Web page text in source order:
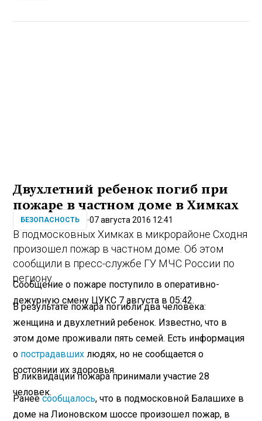
Двухлетний ребенок погиб при
пожаре в частном доме в Химках
БЕЗОПАСНОСТЬ 07 августа 2016 12:41
В подмосковных Химках в микрорайоне Сходня
произошел пожар в частном доме. Об этом
сообщили в пресс-службе ГУ МЧС России по
региону.
Сообщение о пожаре поступило в оперативно-
дежурную смену ЦУКС 7 августа в 05:42.
В результате пожара погибли два человека:
женщина и двухлетний ребенок. Известно, что в
этом доме проживали пять семей. Есть информация
о пострадавших людях, но не сообщается о
состоянии их здоровья.
В ликвидации пожара принимали участие 28
человек.
Ранеесообщалось, что в подмосковной Балашихе в
доме на Лионовском шоссе произошел пожар, в